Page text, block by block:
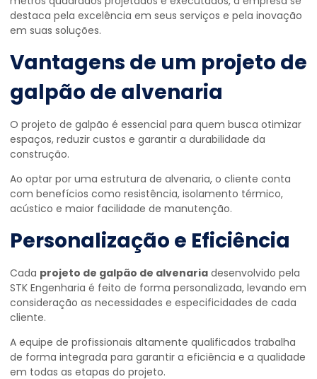
destaca pela excelência em seus serviços e pela inovação
em suas soluções.
Vantagens de um projeto de
galpão de alvenaria
O projeto de galpão é essencial para quem busca otimizar
espaços, reduzir custos e garantir a durabilidade da
construção.
Ao optar por uma estrutura de alvenaria, o cliente conta
com benefícios como resistência, isolamento térmico,
acústico e maior facilidade de manutenção.
Personalização e Eficiência
Cada projeto de galpão de alvenaria desenvolvido pela
STK Engenharia é feito de forma personalizada, levando em
consideração as necessidades e especificidades de cada
cliente.
A equipe de profissionais altamente qualificados trabalha
de forma integrada para garantir a eficiência e a qualidade
em todas as etapas do projeto.